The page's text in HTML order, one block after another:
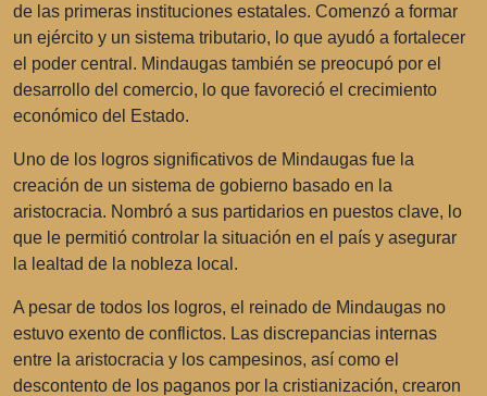
de las primeras instituciones estatales. Comenzó a formar
un ejército y un sistema tributario, lo que ayudó a fortalecer
el poder central. Mindaugas también se preocupó por el
desarrollo del comercio, lo que favoreció el crecimiento
económico del Estado.
Uno de los logros significativos de Mindaugas fue la
creación de un sistema de gobierno basado en la
aristocracia. Nombró a sus partidarios en puestos clave, lo
que le permitió controlar la situación en el país y asegurar
la lealtad de la nobleza local.
A pesar de todos los logros, el reinado de Mindaugas no
estuvo exento de conflictos. Las discrepancias internas
entre la aristocracia y los campesinos, así como el
descontento de los paganos por la cristianización, crearon